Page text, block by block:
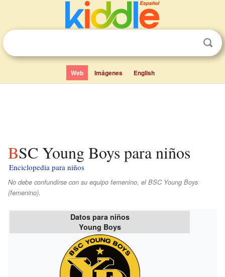
Web Imágenes English
BSC Young Boys para niños
Enciclopedia para niños
No debe confundirse con su equipo femenino, el BSC Young Boys
(femenino).
Datos para niños
Young Boys